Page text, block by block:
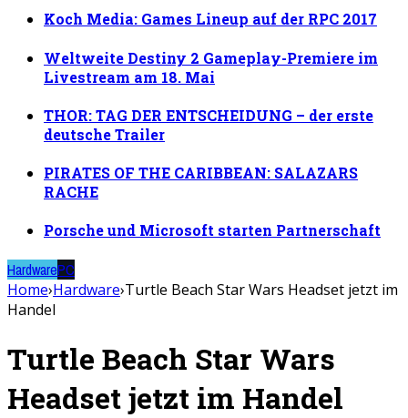
Koch Media: Games Lineup auf der RPC 2017
Weltweite Destiny 2 Gameplay-Premiere im
Livestream am 18. Mai
THOR: TAG DER ENTSCHEIDUNG – der erste
deutsche Trailer
PIRATES OF THE CARIBBEAN: SALAZARS
RACHE
Porsche und Microsoft starten Partnerschaft
HardwarePC
Home›Hardware›Turtle Beach Star Wars Headset jetzt im
Handel
Turtle Beach Star Wars
Headset jetzt im Handel